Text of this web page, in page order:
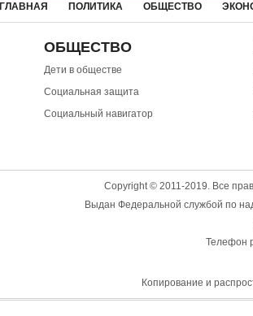
ГЛАВНАЯ ПОЛИТИКА ОБЩЕСТВО
ОБЩЕСТВО
Дети в обществе
Социальная защита
Социальный навигатор
Copyright © 2011-2019. Все
Выдан Федеральной службой по
Телефон
Копирование и